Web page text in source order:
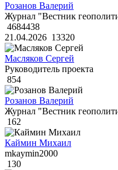
Розанов Валерий
Журнал "Вестник
4684438
21.04.2026 13320
Масляков Сергей
Руководитель проекта
854
Розанов Валерий
Журнал "Вестник
162
Каймин Михаил
mkaymin2000
130